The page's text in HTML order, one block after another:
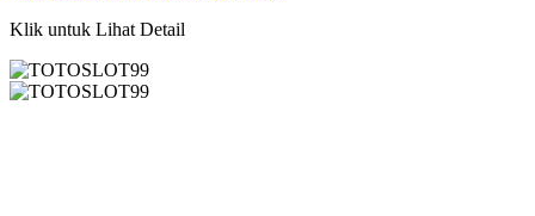
Klik untuk Lihat Detail